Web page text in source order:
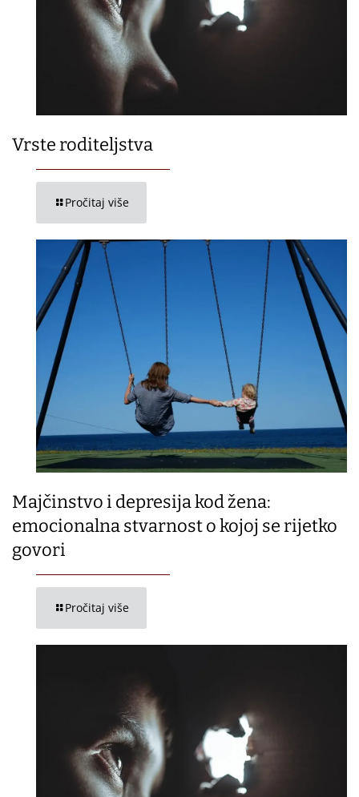
Vrste roditeljstva
Pročitaj više
Majčinstvo i depresija kod žena:
emocionalna stvarnost o kojoj se rijetko
govori
Pročitaj više